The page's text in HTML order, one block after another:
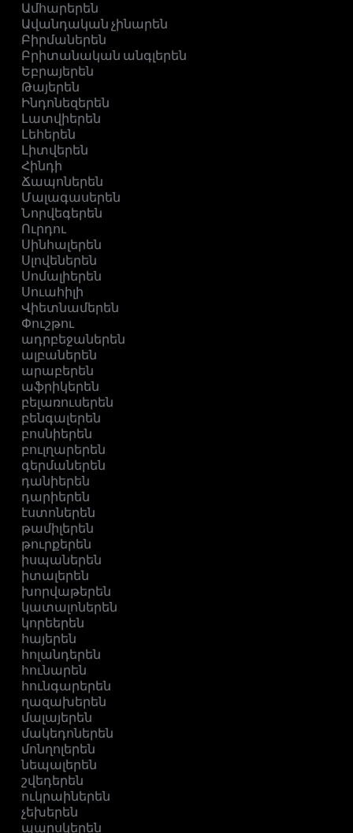
Ամհարերեն
Ավանդական չինարեն
Բիրմաներեն
Բրիտանական անգլերեն
Եբրայերեն
Թայերեն
Ինդոնեզերեն
Լատվիերեն
Լեհերեն
Լիտվերեն
Հինդի
Ճապոներեն
Մալագասերեն
Նորվեգերեն
Ուրդու
Սինհալերեն
Սլովեներեն
Սոմալիերեն
Սուահիլի
Վիետնամերեն
Փուշթու
ադրբեջաներեն
ալբաներեն
արաբերեն
աֆրիկերեն
բելառուսերեն
բենգալերեն
բոսնիերեն
բուլղարերեն
գերմաներեն
դանիերեն
դարիերեն
էստոներեն
թամիլերեն
թուրքերեն
իսպաներեն
իտալերեն
խորվաթերեն
կատալոներեն
կորեերեն
հայերեն
հոլանդերեն
հունարեն
հունգարերեն
ղազախերեն
մալայերեն
մակեդոներեն
մոնղոլերեն
նեպալերեն
շվեդերեն
ուկրաիներեն
չեխերեն
պարսկերեն